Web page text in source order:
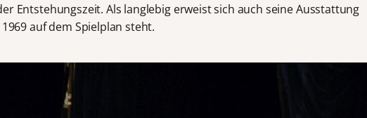
Entstehungszeit. Als langlebig erweist sich auch seine Ausstattung
auf dem Spielplan steht.